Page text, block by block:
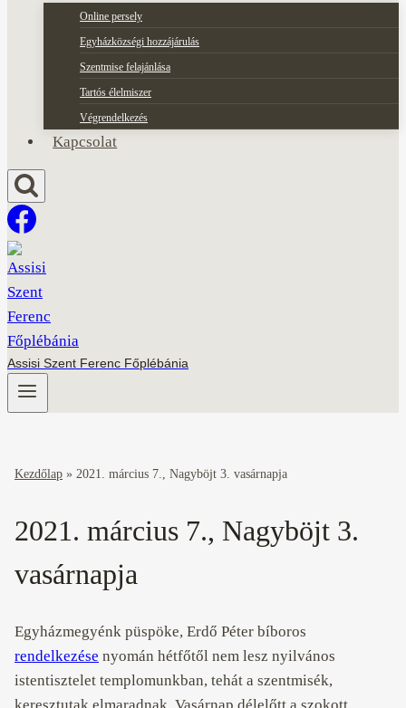
Online persely
Egyházközségi hozzájárulás
Szentmise felajánlása
Tartós élelmiszer
Végrendelkezés
Kapcsolat
Assisi Szent Ferenc Főplébánia
Kezdőlap » 2021. március 7., Nagyböjt 3. vasárnapja
2021. március 7., Nagyböjt 3.
vasárnapja
Egyházmegyénk püspöke, Erdő Péter bíboros
rendelkezése nyomán hétfőtől nem lesz nyilvános
istentisztelet templomunkban, tehát a szentmisék,